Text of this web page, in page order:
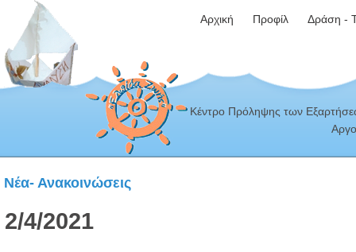
Αρχική Προφίλ Δράση -
Κέντρο Πρόληψης των
Νέα- Ανακοινώσεις
2/4/2021